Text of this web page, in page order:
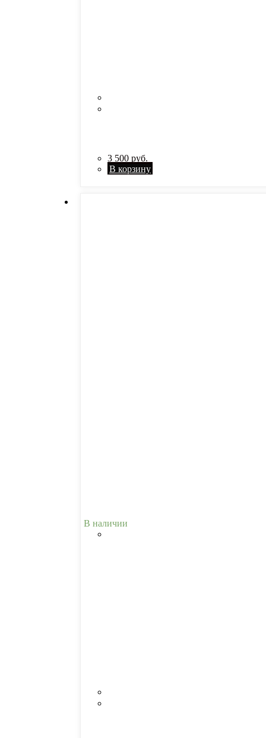
3 500руб.
В корзину
В наличии